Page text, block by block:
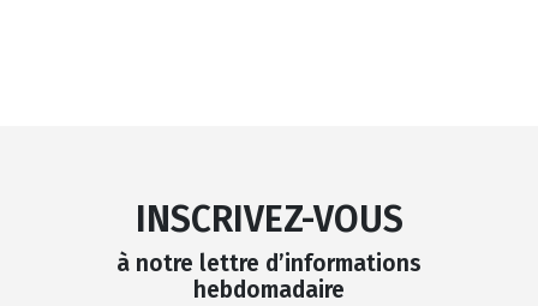
INSCRIVEZ-VOUS
à notre lettre d’informations
hebdomadaire